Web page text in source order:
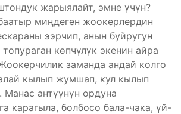
жарыялайт, эмне үчүн?
миңдеген жоокерлердин
ээрчип, анын буйругун
көпчүлүк экенин айра
заманда андай колго
кылып жумшап, кул кылып
Манас антүүнүн ордуна
карагыла, болбосо бала-чака, үй-